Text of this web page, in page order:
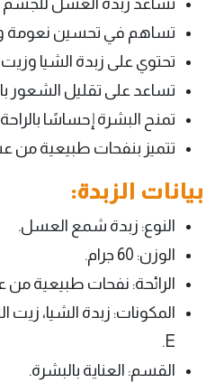
تساهم في تحسين نعومة
تحتوي على زبدة الشيا
تساعد على تقليل الشعور
تمنح البشرة إحساسًا بالراحة
تتميز بنفحات طبيعية من
بيانات الزبدة:
النوع: زبدة شمع العسل.
الوزن: 60 جرام.
الرائحة: نفحات طبيعية
المكونات: زبدة الشيا، زيت
القسم: العناية بالبشرة.